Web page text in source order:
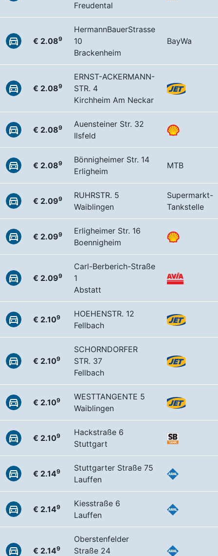
Freudental
€ 2.089
HermannBauerStrasse
10
Brackenheim
BayWa
€ 2.089
ERNST-ACKERMANN-
STR. 4
Kirchheim Am Neckar
€ 2.089
Auensteiner Str. 32
Ilsfeld
€ 2.089
Bönnigheimer Str. 14
Erligheim
MTB
€ 2.099
RUHRSTR. 5
Waiblingen
Supermarkt-
Tankstelle
€ 2.099
Erligheimer Str. 16
Boennigheim
€ 2.099
Carl-Berberich-Straße
1
Abstatt
€ 2.109
HOEHENSTR. 12
Fellbach
€ 2.109
SCHORNDORFER
STR. 37
Fellbach
€ 2.109
WESTTANGENTE 5
Waiblingen
€ 2.109
Hackstraße 6
Stuttgart
€ 2.149
Stuttgarter Straße 75
Lauffen
€ 2.149
Kiesstraße 6
Lauffen
€ 2.149
Oberstenfelder
Straße 24